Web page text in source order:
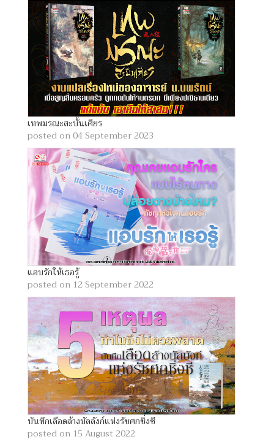
เทพมรณะสะบั้นเศียร
posted on 04 September 2023
แอบรักให้เธอรู้
posted on 12 September 2022
บันทึกเลือดล้างบัลลังก์แห่งรัชศกชิ่งซี
posted on 15 August 2022